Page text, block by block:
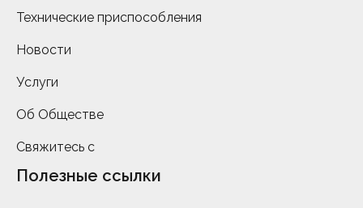
Технические приспособления
Новости
Услуги
Об Обществе
Свяжитесь с
Полезные ссылки